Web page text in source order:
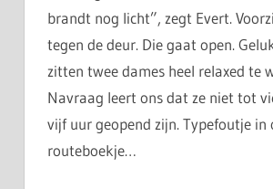
brandt nog licht”, zegt Evert.
tegen de deur. Die gaat open.
zitten twee dames heel relaxed te
Navraag leert ons dat ze niet tot
vijf uur geopend zijn. Typefoutje in
routeboekje…